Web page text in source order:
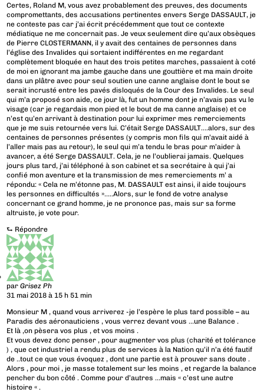
Certes, Roland M, vous avez probablement des preuves, des documents
compromettants, des accusations pertinentes envers Serge DASSAULT, je
ne conteste pas car j’ai écrit précédemment que tout ce contexte
médiatique ne me concernait pas. Je veux seulement dire qu’aux obsèques
de Pierre CLOSTERMANN, il y avait des centaines de personnes dans
l’église des Invalides qui sortaient indifférentes en me regardant
complètement bloquée en haut des trois petites marches, passaient à coté
de moi en ignorant ma jambe gauche dans une gouttière et ma main droite
dans un plâtre avec pour seul soutien une canne anglaise dont le bout se
serait incrusté entre les pavés disloqués de la Cour des Invalides. Le seul
qui m’a proposé son aide, ce jour là, fut un homme dont je n’avais pas vu le
visage (car je regardais mon pied et le bout de ma canne anglaise) et ce
n’est qu’en arrivant à destination pour lui exprimer mes remerciements
que je me suis retournée vers lui. C’était Serge DASSAULT….alors, sur des
centaines de personnes présentes (y compris mon fils qui m’avait aidé à
l’aller mais pas au retour), le seul qui m’a tendu le bras pour m’aider à
avancer, a été Serge DASSAULT. Cela, je ne l’oublierai jamais. Quelques
jours plus tard, j’ai téléphoné à son cabinet et sa secrétaire à qui j’ai
confié mon aventure et la transmission de mes remerciements m’ a
répondu: « Cela ne m’étonne pas, M. DASSAULT est ainsi, il aide toujours
les personnes en difficultés »…..Alors, sur le fond de votre analyse
concernant ce grand homme, je ne prononce pas, mais sur sa forme
altruiste, je vote pour.
⮑ Répondre
parGrisez Ph
31 mai 2018 à 15 h 51 min
Monsieur M , quand vous arriverez -je l’espère le plus tard possible – au
Paradis des aéronauticiens , vous verrez devant vous …une Balance .
Et là ,on pèsera vos plus , et vos moins .
Et vous devez donc penser , pour augmenter vos plus (charité et tolérance
) , que cet industriel a rendu plus de services à la Nation qu’il n’a été fautif
de ..tout ce que vous évoquez , dont une partie est à prouver sans doute .
Alors , pour moi , je masse totalement sur les moins , et regarde la balance
pencher du bon côté . Comme pour d’autres …mais « c’est une autre
histoire « .